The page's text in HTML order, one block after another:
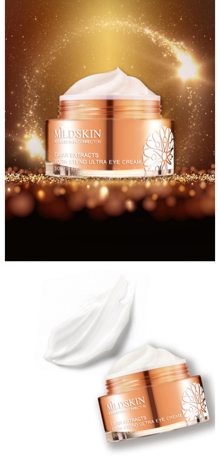
１．透過由恩沛科技股份有限公司提供之「AFTEE先享後付」服務完成之交
易，需依本服務之必要範圍內提供個人資料，並將交易相關給付款項請求債
權轉讓予恩沛科技股份有限公司。
２．關於個人資料處理事宜，請瀏覽以下網址：
https://aftee.tw/terms/#terms3
３．未成年的使用者請事先徵得法定代理人或監護人之同意方可使用
「AFTEE先享後付」，若未經同意申辦者引起之損失，本公司不負相關責
任。
４．使用「AFTEE先享後付」時，將依據個別帳號之用戶狀況，依本公司即
時審查核予不同之上限額度；若仍有額度不足之情形，本公司將視審查結果
請求用戶進行身份認證。
５．嚴禁一人註冊多個帳號或使用他人資訊註冊。若發現惡意使用之情形，
恩沛科技股份有限公司將有權停止該用戶之使用額度並採取法律行動。
宅配
每筆NT$70，滿NT$699(含以上)免運費